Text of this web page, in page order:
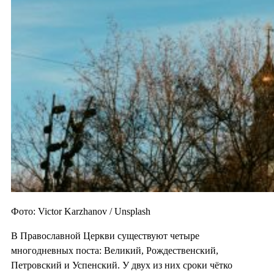
Фото: Victor Karzhanov / Unsplash
В Православной Церкви существуют четыре
многодневных поста: Великий, Рождественский,
Петровский и Успенский. У двух из них сроки чётко